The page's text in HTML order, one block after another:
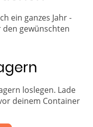
ein ganzes Jahr -
gewünschten
loslegen. Lade
deinem Container